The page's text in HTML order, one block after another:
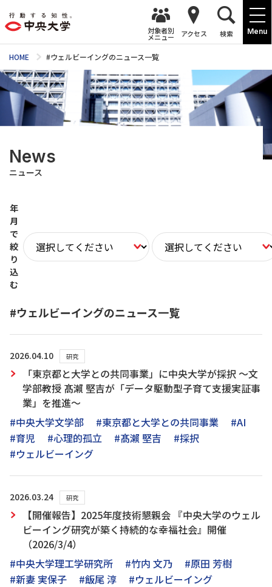
Menu
対象者別
メニュー アクセス 検索
HOME #ウェルビーイングのニュース一覧
News
ニュース
年
月
で
絞
り
込
む
#ウェルビーイングのニュース一覧
2026.04.10 研究
「東京都と大学との共同事業」に中央大学が採択 ～文
学部教授 髙瀨 堅吉が「データ駆動型子育て支援実証事
業」を推進～
#中央大学文学部
#東京都と大学との共同事業
#AI
#育児
#心理的孤立 #髙瀨 堅吉
#採択
#ウェルビーイング
2026.03.24 研究
【開催報告】2025年度技術懇親会 『中央大学のウェル
ビーイング研究が築く持続的な幸福社会』開催
（2026/3/4）
#中央大学理工学研究所
#竹内 文乃
#原田 芳樹
#新妻 実保子
#飯尾 淳
#ウェルビーイング